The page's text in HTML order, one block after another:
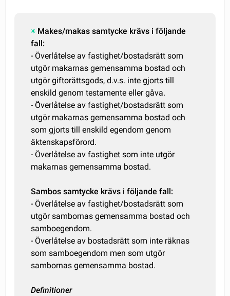
Makes/makas samtycke krävs i följande
fall:
- Överlåtelse av fastighet/bostadsrätt som
utgör makarnas gemensamma bostad och
utgör giftorättsgods, d.v.s. inte gjorts till
enskild genom testamente eller gåva.
- Överlåtelse av fastighet/bostadsrätt som
utgör makarnas gemensamma bostad och
som gjorts till enskild egendom genom
äktenskapsförord.
- Överlåtelse av fastighet som inte utgör
makarnas gemensamma bostad.
Sambos samtycke krävs i följande fall:
- Överlåtelse av fastighet/bostadsrätt som
utgör sambornas gemensamma bostad och
samboegendom.
- Överlåtelse av bostadsrätt som inte räknas
som samboegendom men som utgör
sambornas gemensamma bostad.
Definitioner